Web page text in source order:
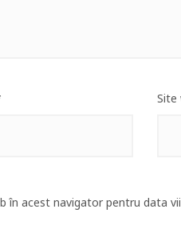
Site
în acest navigator pentru data